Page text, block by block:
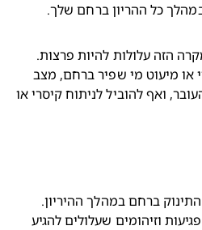
כל ההריון ברחם שלך.
כמו בכל סביבה מוגנת, גם במקרה הזה עלולות להיות פרצות.
במקרה שלנו - מדובר על ריבוי או מיעוט מי שפיר ברחם, מצב
שעלול לסכן את ההריון ואת העובר, ואף להוביל לניתוח קיסרי או
כאמור, זהו הנוזל שמקיף את התינוק ברחם במהלך ההיריון.
תפקידו להגן על העובר מפני פגיעות וזיהומים שעלולים להגיע